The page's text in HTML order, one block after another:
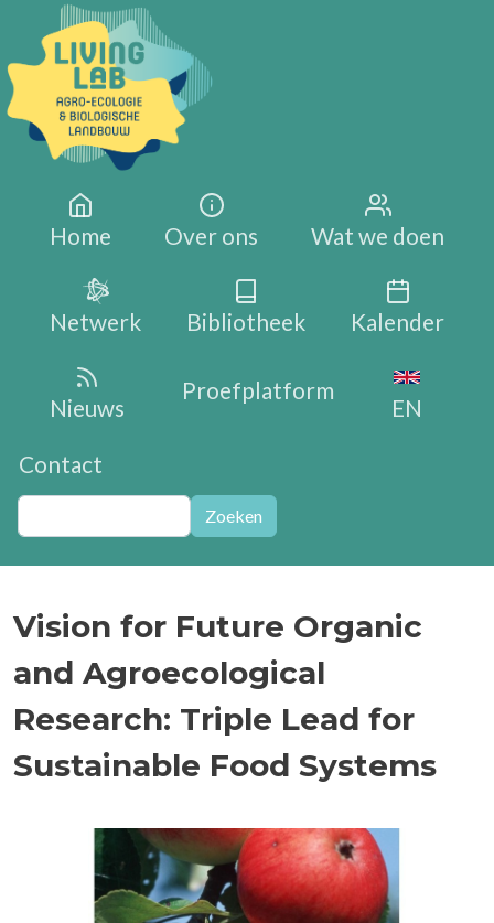
Overslaan en naar de inhoud gaan
Main navigation
Home Over ons Wat we doen
Netwerk Bibliotheek Kalender
Nieuws
Proefplatform
EN
Contact
Zoeken Zoeken
Vision for Future Organic
and Agroecological
Research: Triple Lead for
Sustainable Food Systems